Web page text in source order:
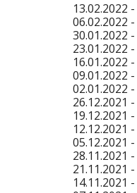
13.02.2022 -
06.02.2022 -
30.01.2022 -
23.01.2022 -
16.01.2022 -
09.01.2022 -
02.01.2022 -
26.12.2021 -
19.12.2021 -
12.12.2021 -
05.12.2021 -
28.11.2021 -
21.11.2021 -
14.11.2021 -